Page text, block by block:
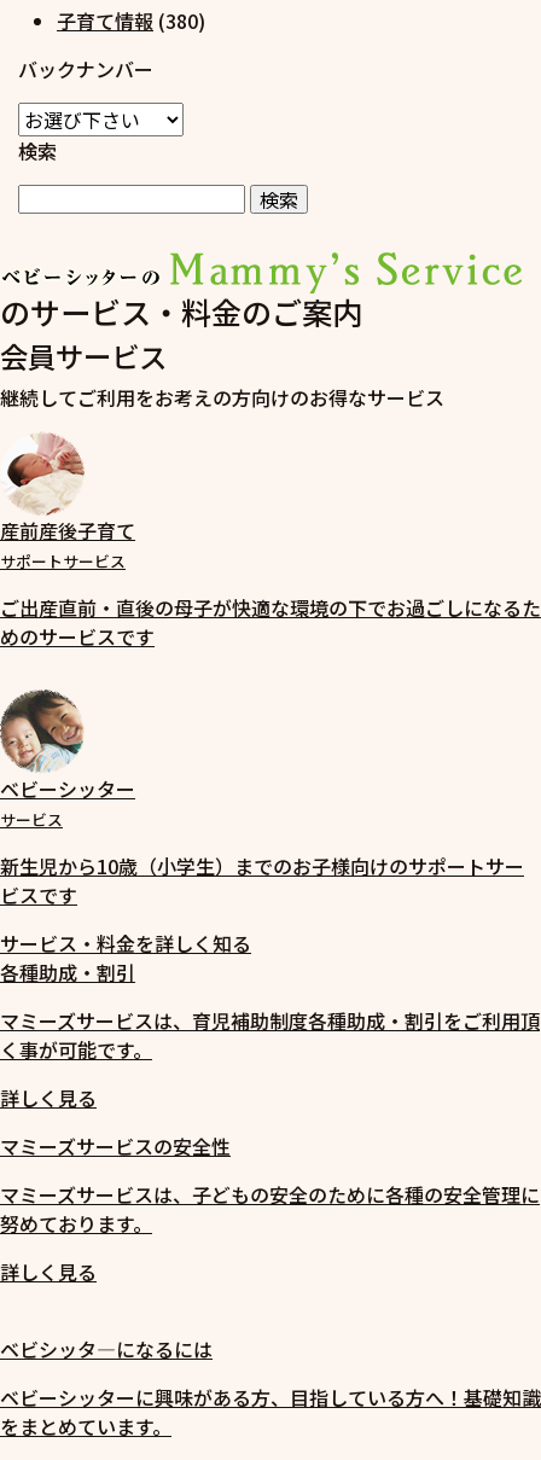
子育て情報 (380)
バックナンバー
検索
のサービス・料金のご案内
会員サービス
継続してご利用をお考えの方向けのお得なサービス
産前産後子育て
サポートサービス
ご出産直前・直後の母子が快適な環境の下でお過ごしになるた
めのサービスです
ベビーシッター
サービス
新生児から10歳（小学生）までのお子様向けのサポートサー
ビスです
サービス・料金を詳しく知る
各種助成・割引
マミーズサービスは、育児補助制度各種助成・割引をご利用頂
く事が可能です。
詳しく見る
マミーズサービスの安全性
マミーズサービスは、子どもの安全のために各種の安全管理に
努めております。
詳しく見る
ベビシッタ―になるには
ベビーシッターに興味がある方、目指している方へ！基礎知識
をまとめています。